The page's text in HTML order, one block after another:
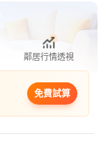
鄰居行情透視
免費試算